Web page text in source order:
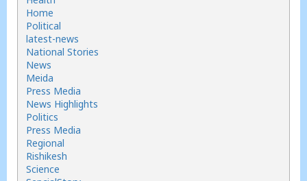
Home
Political
latest-news
National Stories
News
Meida
Press Media
News Highlights
Politics
Press Media
Regional
Rishikesh
Science